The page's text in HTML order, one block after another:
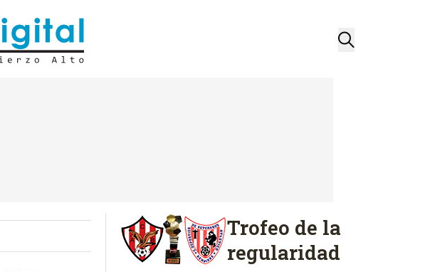
Trofeo de la
regularidad